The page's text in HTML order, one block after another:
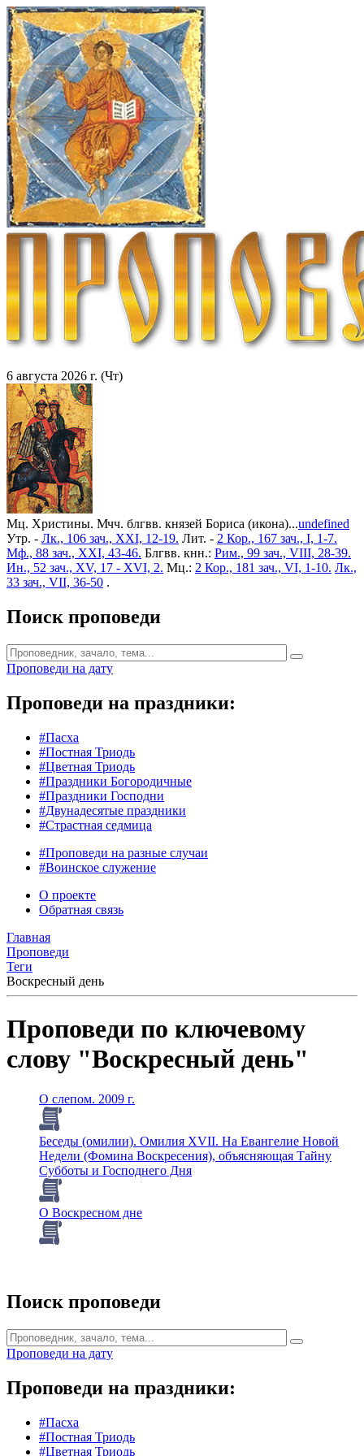
6 августа 2026 г. (Чт)
Мц. Христины. Мчч. блгвв. князей Бориса (икона)...undefined
Утр. - Лк., 106 зач., XXI, 12-19. Лит. - 2 Кор., 167 зач., I, 1-7.
Мф., 88 зач., XXI, 43-46. Блгвв. кнн.: Рим., 99 зач., VIII, 28-39.
Ин., 52 зач., XV, 17 - XVI, 2. Мц.: 2 Кор., 181 зач., VI, 1-10. Лк.,
33 зач., VII, 36-50 .
Поиск проповеди
Проповеди на дату
Проповеди на праздники:
#Пасха
#Постная Триодь
#Цветная Триодь
#Праздники Богородичные
#Праздники Господни
#Двунадесятые праздники
#Страстная седмица
#Проповеди на разные случаи
#Воинское служение
О проекте
Обратная связь
Главная
Проповеди
Теги
Воскресный день
Проповеди по ключевому
слову "Воскресный день"
О слепом. 2009 г.
Беседы (омилии). Омилия XVII. На Евангелие Новой
Недели (Фомина Воскресения), объясняющая Тайну
Субботы и Господнего Дня
О Воскресном дне
Поиск проповеди
Проповеди на дату
Проповеди на праздники:
#Пасха
#Постная Триодь
#Цветная Триодь